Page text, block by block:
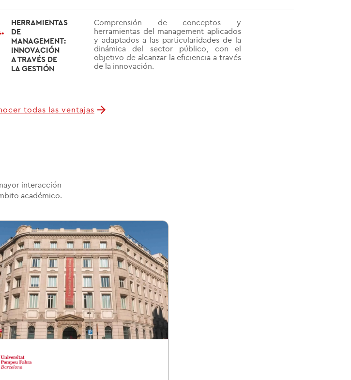
HERRAMIENTAS
DE
MANAGEMENT:
INNOVACIÓN
A TRAVÉS DE
LA GESTIÓN
Comprensión de conceptos y
herramientas del management aplicados
y adaptados a las particularidades de la
dinámica del sector público, con el
objetivo de alcanzar la eficiencia a través
de la innovación.
todas las ventajas
interacción
académico.